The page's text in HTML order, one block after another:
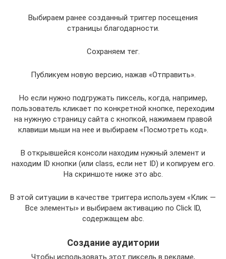
Выбираем ранее созданный триггер посещения
страницы благодарности.
Сохраняем тег.
Публикуем новую версию, нажав «Отправить».
Но если нужно подгружать пиксель, когда, например,
пользователь кликает по конкретной кнопке, переходим
на нужную страницу сайта с кнопкой, нажимаем правой
клавиши мыши на нее и выбираем «Посмотреть код».
В открывшейся консоли находим нужный элемент и
находим ID кнопки (или class, если нет ID) и копируем его.
На скриншоте ниже это abc.
В этой ситуации в качестве триггера используем «Клик —
Все элементы» и выбираем активацию по Click ID,
содержащем abc.
Создание аудитории
Чтобы использовать этот пиксель в рекламе,